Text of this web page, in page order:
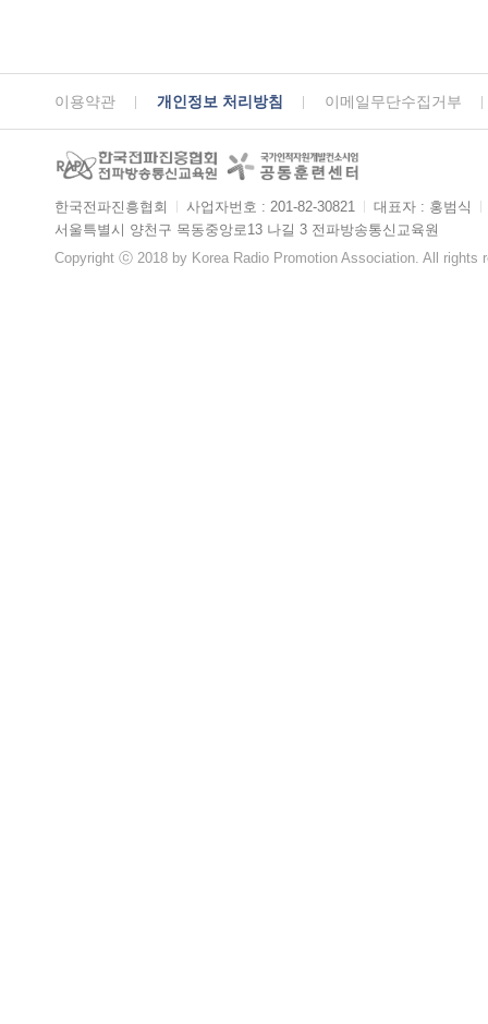
이용약관 개인정보 처리방침 이메일무단수집거부
한국전파진흥협회 사업자번호 : 201-82-30821 대표자 : 홍범식
서울특별시 양천구 목동중앙로13 나길 3 전파방송통신교육원
Copyright ⓒ 2018 by Korea Radio Promotion Association. All rights